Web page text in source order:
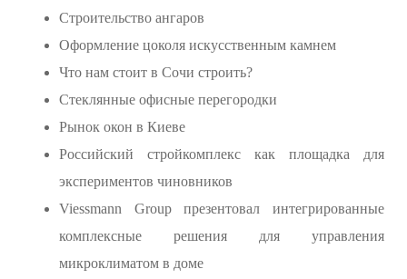
Строительство ангаров
Оформление цоколя искусственным камнем
Что нам стоит в Сочи строить?
Стеклянные офисные перегородки
Рынок окон в Киеве
Российский стройкомплекс как площадка для
экспериментов чиновников
Viessmann Group презентовал интегрированные
комплексные решения для управления
микроклиматом в доме